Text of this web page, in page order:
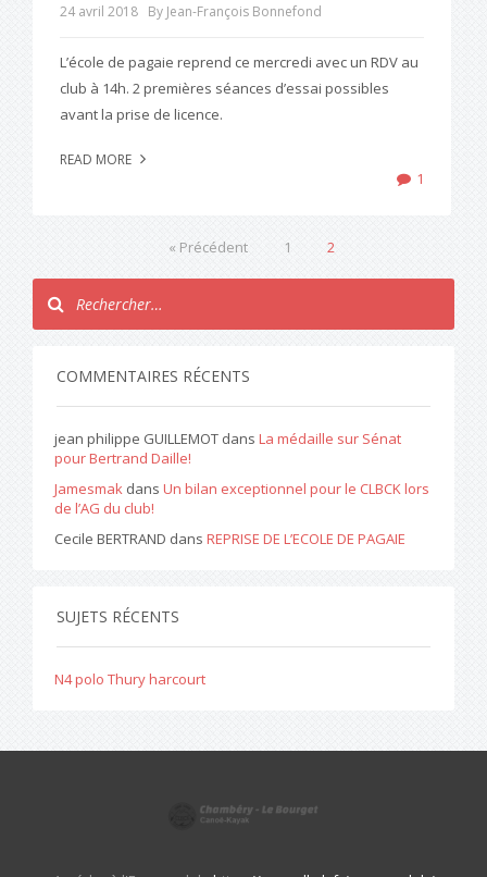
24 avril 2018 By Jean-François Bonnefond
L’école de pagaie reprend ce mercredi avec un RDV au
club à 14h. 2 premières séances d’essai possibles
avant la prise de licence.
READ MORE
1
« Précédent 1 2
COMMENTAIRES RÉCENTS
jean philippe GUILLEMOT dans La médaille sur Sénat
pour Bertrand Daille!
Jamesmak dans Un bilan exceptionnel pour le CLBCK lors
de l’AG du club!
Cecile BERTRAND dans REPRISE DE L’ECOLE DE PAGAIE
SUJETS RÉCENTS
N4 polo Thury harcourt